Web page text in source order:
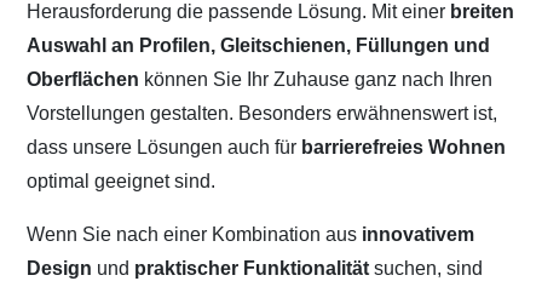
Herausforderung die passende Lösung. Mit einer breiten
Auswahl an Profilen, Gleitschienen, Füllungen und
Oberflächen können Sie Ihr Zuhause ganz nach Ihren
Vorstellungen gestalten. Besonders erwähnenswert ist,
dass unsere Lösungen auch für barrierefreies Wohnen
optimal geeignet sind.
Wenn Sie nach einer Kombination aus innovativem
Design und praktischer Funktionalitätsuchen, sind